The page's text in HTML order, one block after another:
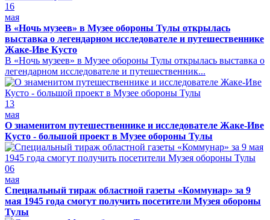
16
мая
В «Ночь музеев» в Музее обороны Тулы открылась
выставка о легендарном исследователе и путешественнике
Жаке-Иве Кусто
В «Ночь музеев» в Музее обороны Тулы открылась выставка о
легендарном исследователе и путешественник...
13
мая
О знаменитом путешественнике и исследователе Жаке-Иве
Кусто - большой проект в Музее обороны Тулы
06
мая
Специальный тираж областной газеты «Коммунар» за 9
мая 1945 года смогут получить посетители Музея обороны
Тулы